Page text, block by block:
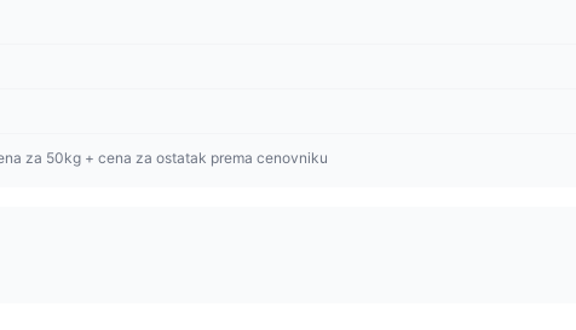
za 50kg + cena za ostatak prema cenovniku